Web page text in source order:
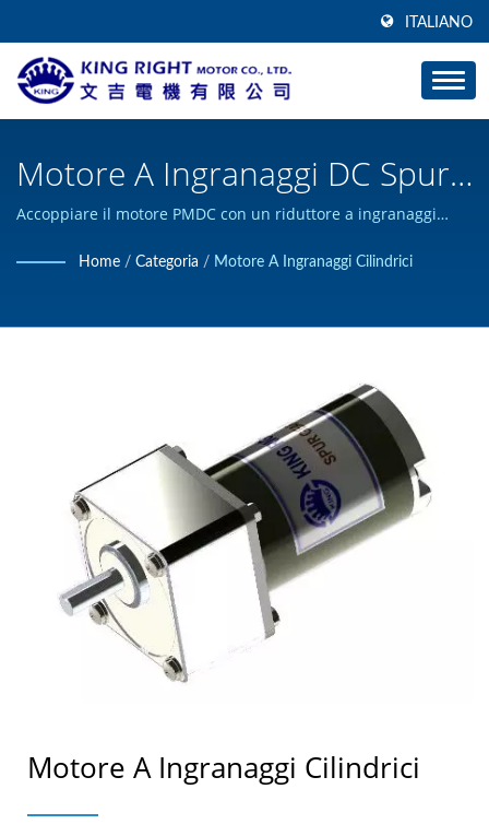
ITALIANO
Motore A Ingranaggi DC Spur
Dia 61 A 124mm, Da 10W A
1000W. / Produttore Di Motori
Accoppiare il motore PMDC con un riduttore a ingranaggi
RIGHT MOTOR può progettare e costruire prodotti
Home / Categoria / Motore A Ingranaggi Cilindrici
Motore A Ingranaggi Cilindrici